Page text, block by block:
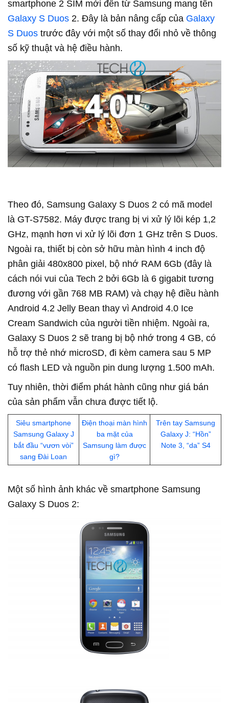
smartphone 2 SIM mới đến từ Samsung mang tên
Galaxy S Duos 2. Đây là bản nâng cấp của Galaxy
S Duos trước đây với một số thay đổi nhỏ về thông
số kỹ thuật và hệ điều hành.
Theo đó, Samsung Galaxy S Duos 2 có mã model
là GT-S7582. Máy được trang bị vi xử lý lõi kép 1,2
GHz, mạnh hơn vi xử lý lõi đơn 1 GHz trên S Duos.
Ngoài ra, thiết bị còn sở hữu màn hình 4 inch độ
phân giải 480x800 pixel, bộ nhớ RAM 6Gb (đây là
cách nói vui của Tech 2 bởi 6Gb là 6 gigabit tương
đương với gần 768 MB RAM) và chạy hệ điều hành
Android 4.2 Jelly Bean thay vì Android 4.0 Ice
Cream Sandwich của người tiền nhiệm. Ngoài ra,
Galaxy S Duos 2 sẽ trang bị bộ nhớ trong 4 GB, có
hỗ trợ thẻ nhớ microSD, đi kèm camera sau 5 MP
có flash LED và nguồn pin dung lượng 1.500 mAh.
Tuy nhiên, thời điểm phát hành cũng như giá bán
của sản phẩm vẫn chưa được tiết lộ.
Siêu smartphone
Samsung Galaxy J
bắt đầu “vươn vòi”
sang Đài Loan
Điện thoại màn hình
ba mặt của
Samsung làm được
gì?
Trên tay Samsung
Galaxy J: “Hồn”
Note 3, “da” S4
Một số hình ảnh khác về smartphone Samsung
Galaxy S Duos 2: